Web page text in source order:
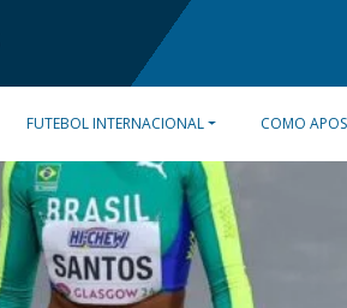
FUTEBOL INTERNACIONAL COMO